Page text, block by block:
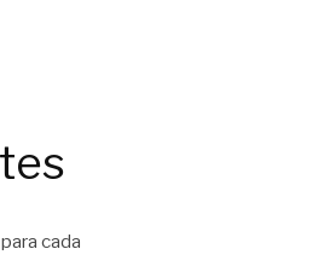
cada